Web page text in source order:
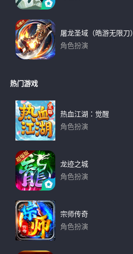
屠龙圣域（皓游无限刀）
角色扮演
热门游戏
热血江湖：觉醒
角色扮演
龙迹之城
角色扮演
宗师传奇
角色扮演